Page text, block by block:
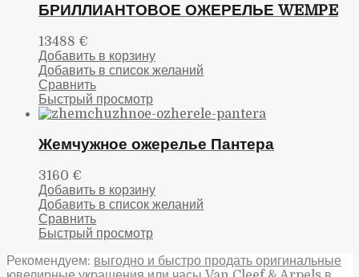
БРИЛЛИАНТОВОЕ ОЖЕРЕЛЬЕ WEMPE
13488 €
Добавить в корзину
Добавить в список желаний
Сравнить
Быстрый просмотр
Жемчужное ожерелье Пантера
3160 €
Добавить в корзину
Добавить в список желаний
Сравнить
Быстрый просмотр
Рекомендуем: выгодно и быстро продать оригинальные